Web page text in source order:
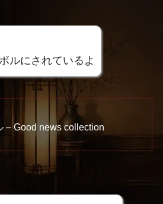
ルにされているよ
– Good news collection